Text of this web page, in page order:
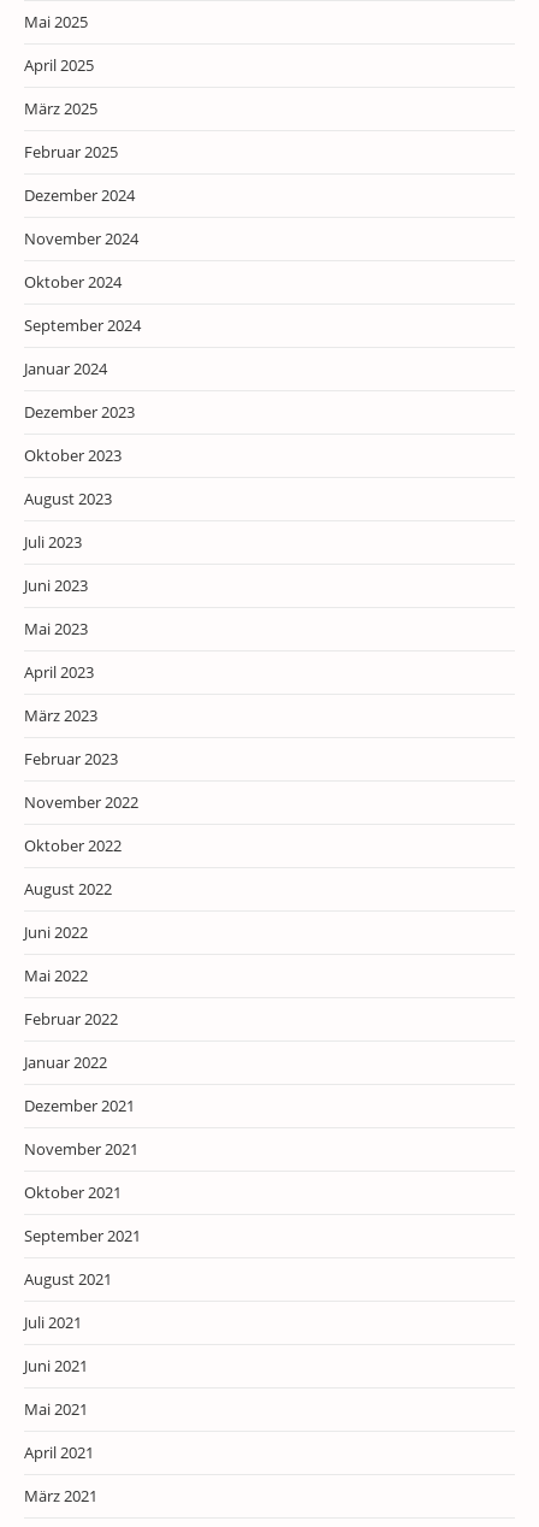
Mai 2025
April 2025
März 2025
Februar 2025
Dezember 2024
November 2024
Oktober 2024
September 2024
Januar 2024
Dezember 2023
Oktober 2023
August 2023
Juli 2023
Juni 2023
Mai 2023
April 2023
März 2023
Februar 2023
November 2022
Oktober 2022
August 2022
Juni 2022
Mai 2022
Februar 2022
Januar 2022
Dezember 2021
November 2021
Oktober 2021
September 2021
August 2021
Juli 2021
Juni 2021
Mai 2021
April 2021
März 2021